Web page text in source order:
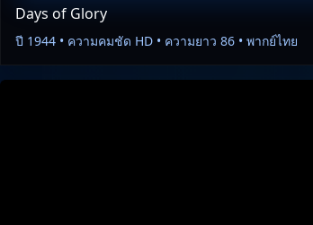
Days of Glory
ปี 1944 • ความคมชัด HD • ความยาว 86 • พากย์ไทย